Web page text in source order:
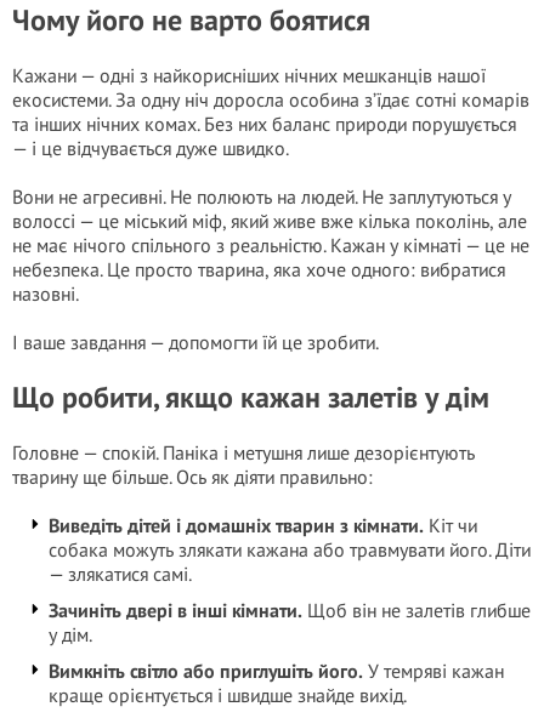
Чому його не варто боятися
Кажани — одні з найкорисніших нічних мешканців нашої
екосистеми. За одну ніч доросла особина з’їдає сотні комарів
та інших нічних комах. Без них баланс природи порушується
— і це відчувається дуже швидко.
Вони не агресивні. Не полюють на людей. Не заплутуються у
волоссі — це міський міф, який живе вже кілька поколінь, але
не має нічого спільного з реальністю. Кажан у кімнаті — це не
небезпека. Це просто тварина, яка хоче одного: вибратися
назовні.
І ваше завдання — допомогти їй це зробити.
Що робити, якщо кажан залетів у дім
Головне — спокій. Паніка і метушня лише дезорієнтують
тварину ще більше. Ось як діяти правильно:
Виведіть дітей і домашніх тварин з кімнати. Кіт чи
собака можуть злякати кажана або травмувати його. Діти
— злякатися самі.
Зачиніть двері в інші кімнати. Щоб він не залетів глибше
у дім.
Вимкніть світло або приглушіть його. У темряві кажан
краще орієнтується і швидше знайде вихід.